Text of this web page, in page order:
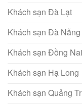
Khách sạn Đà Lạt
Khách sạn Đà Nẵng
Khách sạn Đồng Nai
Khách sạn Hạ Long
Khách sạn Quảng